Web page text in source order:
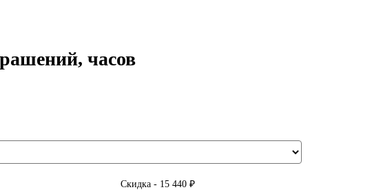
часов
Скидка - 15 440 ₽